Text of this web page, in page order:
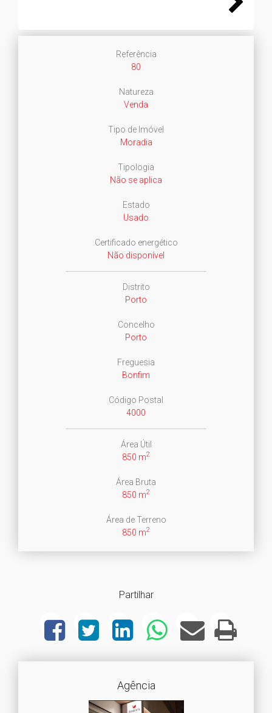
Referência
80
Natureza
Venda
Tipo de Imóvel
Moradia
Tipologia
Não se aplica
Estado
Usado
Certificado energético
Não disponível
Distrito
Porto
Concelho
Porto
Freguesia
Bonfim
Código Postal
4000
Área Útil
850 m2
Área Bruta
850 m2
Área de Terreno
850 m2
Partilhar
Agência